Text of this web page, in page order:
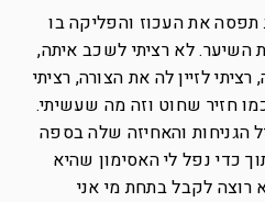
תפסה את העכוז והפליקה בו
לא רציתי לשכב איתה,
לזיין לה את הצורה, רציתי
חזיר שחוט וזה מה שעשיתי.
הגניחות והאחיזה שלה בספה
כדי נפל לי האסימון שהיא
לקבל בתחת מי אני